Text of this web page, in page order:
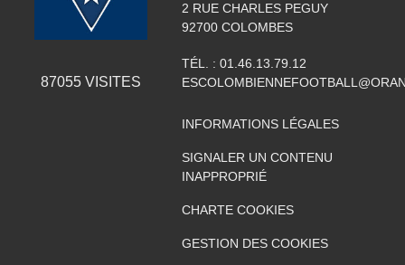
87055VISITES
2 RUE CHARLES PEGUY
92700 COLOMBES
TÉL. : 01.46.13.79.12
INFORMATIONS LÉGALES
SIGNALER UN CONTENU
INAPPROPRIÉ
CHARTE COOKIES
GESTION DES COOKIES